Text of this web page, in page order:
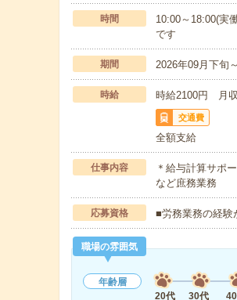
時間
10:00～18:00(実
です
期間 2026年09月下
時給 時給2100円 月
交通費
全額支給
仕事内容
＊給与計算サポ
など庶務業務
応募資格 ■労務業務の経験
職場の雰囲気
年齢層
20代
30代